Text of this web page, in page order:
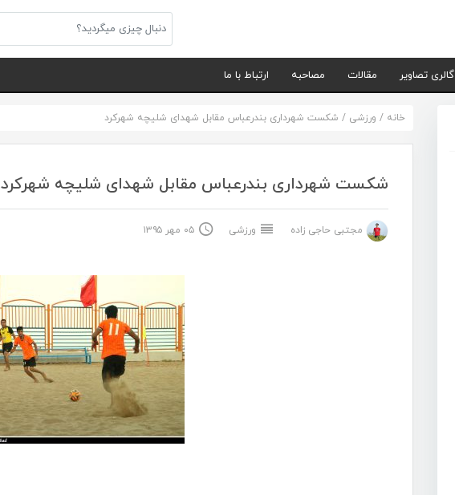
گالری تصاویر مقالات مصاحبه ارتباط با ما
خانه / ورزشی / شکست شهرداری بندرعباس مقابل شهدای شلیچه شهرکرد
شکست شهرداری بندرعباس مقابل شهدای شلیچه شهرکرد
مجتبی حاجی زاده ورزشی ۰۵ مهر ۱۳۹۵